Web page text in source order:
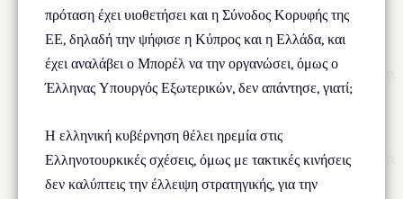
πρόταση έχει υιοθετήσει και η Σύνοδος Κορυφής της
ΕΕ, δηλαδή την ψήφισε η Κύπρος και η Ελλάδα, και
έχει αναλάβει ο Μπορέλ να την οργανώσει, όμως ο
Έλληνας Υπουργός Εξωτερικών, δεν απάντησε, γιατί;
Η ελληνική κυβέρνηση θέλει ηρεμία στις
Ελληνοτουρκικές σχέσεις, όμως με τακτικές κινήσεις
δεν καλύπτεις την έλλειψη στρατηγικής, για την